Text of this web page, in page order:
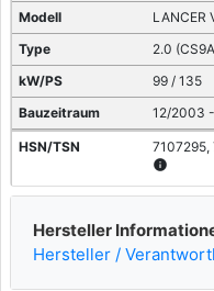
LANCER
2.0
99 / 135
12/2003
7107295,
info
Hersteller
Hersteller /